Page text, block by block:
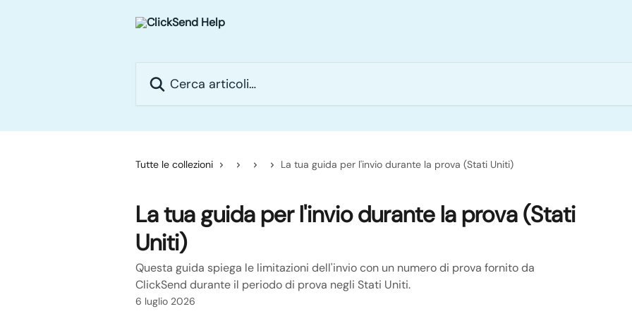
Tutte le collezioni La tua guida per l'invio durante la prova (Stati Uniti)
La tua guida per l'invio durante la prova (Stati
Uniti)
Questa guida spiega le limitazioni dell'invio con un numero di prova fornito da
ClickSend durante il periodo di prova negli Stati Uniti.
6 luglio 2026